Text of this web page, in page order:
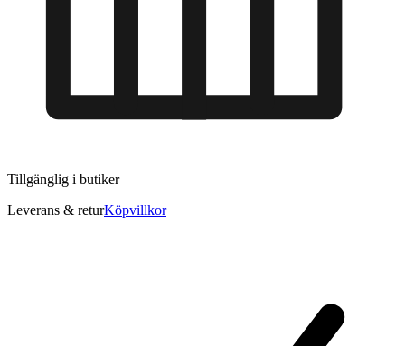
Tillgänglig i butiker
Leverans & returKöpvillkor